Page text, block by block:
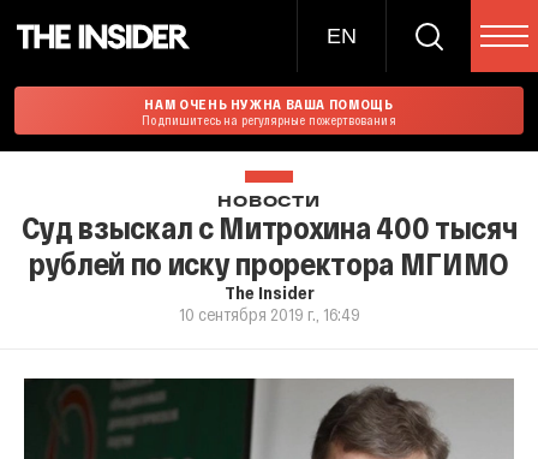
EN
НАМ ОЧЕНЬ НУЖНА ВАША ПОМОЩЬ
Подпишитесь на регулярные пожертвования
НОВОСТИ
Суд взыскал с Митрохина 400 тысяч
рублей по иску проректора МГИМО
The Insider
10 сентября 2019 г., 16:49